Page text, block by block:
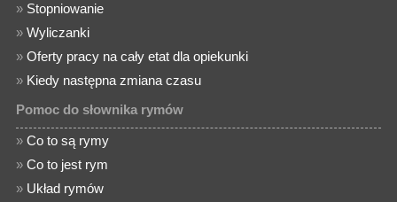
» Stopniowanie
»Wyliczanki
»Oferty pracy na cały etat dla opiekunki
» Kiedy następna zmiana czasu
Pomoc do słownika rymów
»Co to są rymy
»Co to jest rym
» Układ rymów